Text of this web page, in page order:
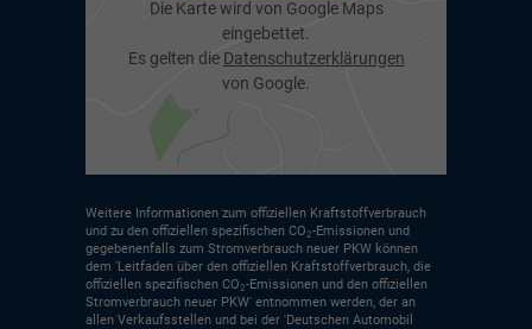
Die Karte wird von Google Maps
eingebettet.
Es gelten die Datenschutzerklärungen
von Google.
Weitere Informationen zum offiziellen Kraftstoffverbrauch
und zu den offiziellen spezifischen CO2-Emissionen und
gegebenenfalls zum Stromverbrauch neuer PKW können
dem 'Leitfaden über den offiziellen Kraftstoffverbrauch, die
offiziellen spezifischen CO2-Emissionen und den offiziellen
Stromverbrauch neuer PKW' entnommen werden, der an
allen Verkaufsstellen und bei der 'Deutschen Automobil